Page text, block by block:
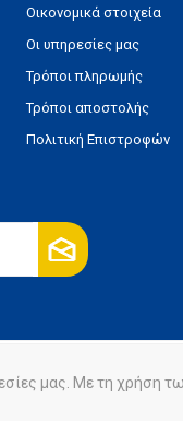
Οικονομικά στοιχεία
Οι υπηρεσίες μας
Τρόποι πληρωμής
Τρόποι αποστολής
Πολιτική Επιστροφών
Πολιτική
μας. Με τη χρήση